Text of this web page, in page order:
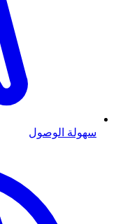
سهولة الوصول